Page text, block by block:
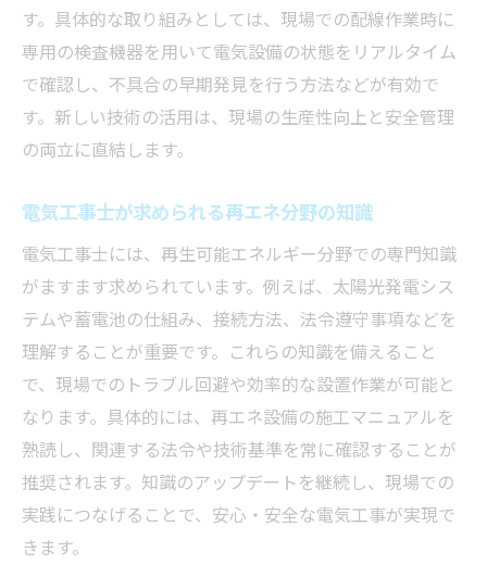
す。具体的な取り組みとしては、現場での配線作業時に
専用の検査機器を用いて電気設備の状態をリアルタイム
で確認し、不具合の早期発見を行う方法などが有効で
す。新しい技術の活用は、現場の生産性向上と安全管理
の両立に直結します。
電気工事士が求められる再エネ分野の知識
電気工事士には、再生可能エネルギー分野での専門知識
がますます求められています。例えば、太陽光発電シス
テムや蓄電池の仕組み、接続方法、法令遵守事項などを
理解することが重要です。これらの知識を備えること
で、現場でのトラブル回避や効率的な設置作業が可能と
なります。具体的には、再エネ設備の施工マニュアルを
熟読し、関連する法令や技術基準を常に確認することが
推奨されます。知識のアップデートを継続し、現場での
実践につなげることで、安心・安全な電気工事が実現で
きます。